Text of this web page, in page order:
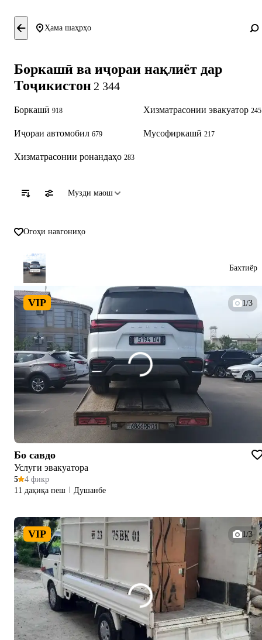
Ҳама шаҳрҳо
Боркашӣ ва иҷораи нақлиёт дар
Тоҷикистон 2 344
Боркашӣ 918
Иҷораи автомобил 679
Хизматрасонии ронандаҳо 283
Хизматрасонии эвакуатор 245
Мусофиркашӣ 217
Музди маош
Огоҳи навгониҳо
Бахтиёр
VIP 1/3
Бо савдо
Услуги эвакуатора
5
4 фикр
11 дақиқа пеш
Душанбе
VIP 1/3